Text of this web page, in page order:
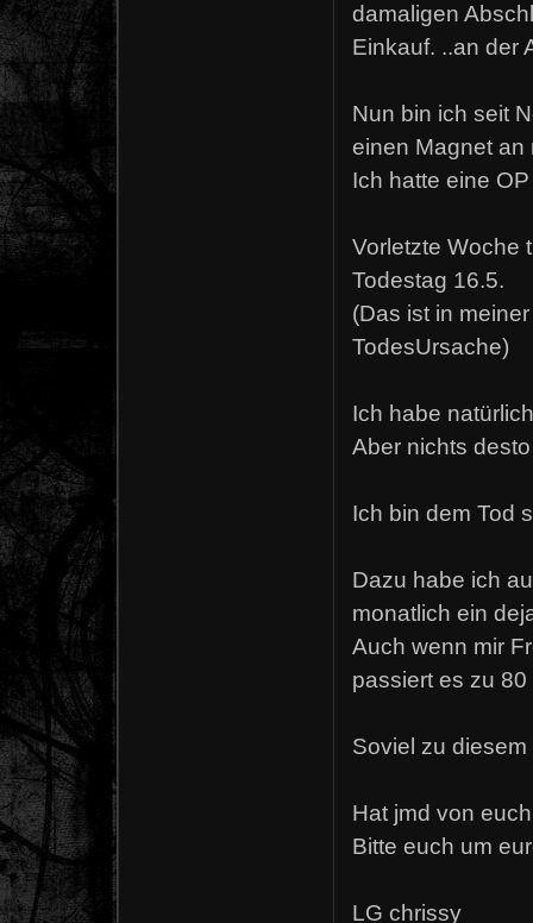
damaligen
Einkauf. ..an der
Nun bin ich seit
einen Magnet an
Ich hatte eine
Vorletzte Woche
Todestag 16.5.
(Das ist in
TodesUrsache)
Ich habe
Aber nichts
Ich bin dem Tod
Dazu habe ich
monatlich ein
Auch wenn mir
passiert es zu
Soviel zu
Hat jmd von
Bitte euch um
LG chrissy